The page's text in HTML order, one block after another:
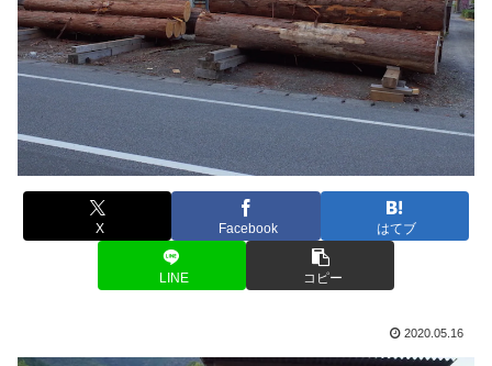
X Facebook はてブ
LINE コピー
2020.05.16